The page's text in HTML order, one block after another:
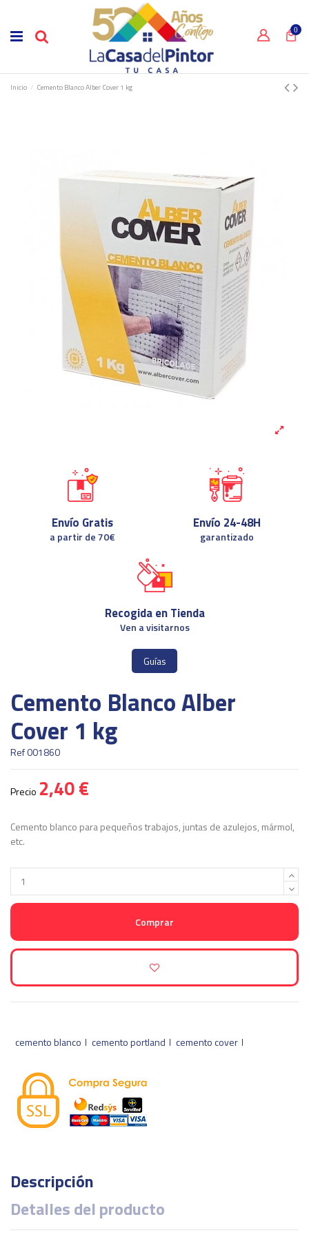
0
Inicio Cemento Blanco Alber Cover 1 kg
Cemento Blanco Alber
Cover 1 kg
Ref001860
Precio 2,40 €
Cemento blanco para pequeños trabajos, juntas de azulejos, mármol,
etc.
Comprar
cemento blanco cemento portland cemento cover
Envío Gratis
a partir de 70€
Recogida en Tienda
Ven a visitarnos
Envío 24-48H
garantizado
Guías
Descripción
Detalles del producto